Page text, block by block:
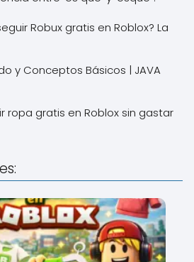
Robux gratis en Roblox? La
y Conceptos Básicos | JAVA
ropa gratis en Roblox sin gastar